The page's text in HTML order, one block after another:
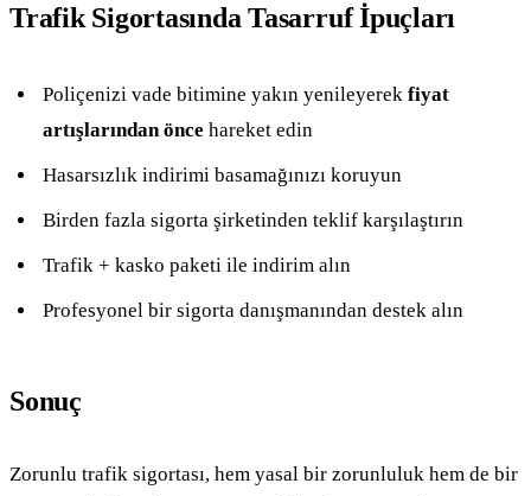
Trafik Sigortasında Tasarruf İpuçları
Poliçenizi vade bitimine yakın yenileyerek fiyat
artışlarından önce hareket edin
Hasarsızlık indirimi basamağınızı koruyun
Birden fazla sigorta şirketinden teklif karşılaştırın
Trafik + kasko paketi ile indirim alın
Profesyonel bir sigorta danışmanından destek alın
Sonuç
Zorunlu trafik sigortası, hem yasal bir zorunluluk hem de bir